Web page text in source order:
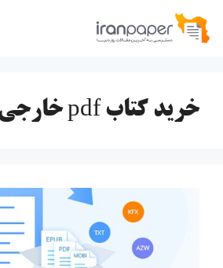
پرش
خرید کتاب pdf خارجی ۵ ثانیه